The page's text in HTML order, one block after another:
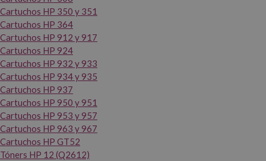
Cartuchos HP 350 y 351
Cartuchos HP 364
Cartuchos HP 912 y 917
Cartuchos HP 924
Cartuchos HP 932 y 933
Cartuchos HP 934 y 935
Cartuchos HP 937
Cartuchos HP 950 y 951
Cartuchos HP 953 y 957
Cartuchos HP 963 y 967
Cartuchos HP GT52
Tóners HP 12 (Q2612)